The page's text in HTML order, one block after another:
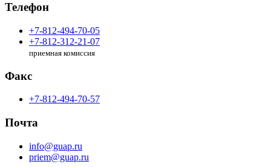
Телефон
+7-812-494-70-05
+7-812-312-21-07
приемная комиссия
Факс
+7-812-494-70-57
Почта
info@guap.ru
priem@guap.ru